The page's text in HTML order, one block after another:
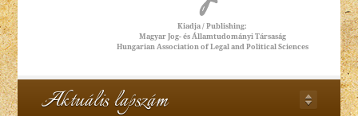
Aktuális lapszám